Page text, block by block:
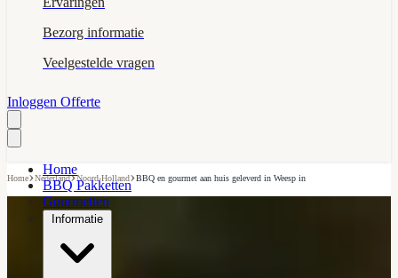
Bezorg informatie
Veelgestelde vragen
Inloggen Offerte
Home
BBQ Pakketten
Gourmetten
Informatie
Home›Nederland›Noord-Holland›BBQ en gourmet aan huis geleverd in Weesp in